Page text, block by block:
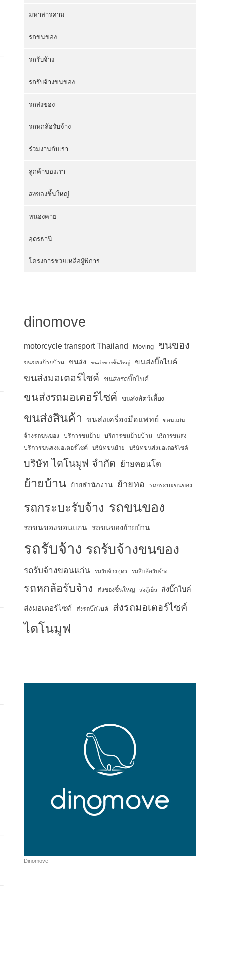
มหาสารคาม
รถขนของ
รถรับจ้าง
รถรับจ้างขนของ
รถส่งของ
รถหกล้อรับจ้าง
ร่วมงานกับเรา
ลูกค้าของเรา
ส่งของชิ้นใหญ่
หนองคาย
อุดรธานี
โครงการช่วยเหลือผู้พิการ
dinomove
motorcycle transport Thailand Moving ขนของ
ขนของย้ายบ้าน ขนส่ง ขนส่งของชิ้นใหญ่ ขนส่งบิ๊กไบค์
ขนส่งมอเตอร์ไซค์ ขนส่งรถบิ๊กไบค์
ขนส่งรถมอเตอร์ไซค์ ขนส่งสัตว์เลี้ยง
ขนส่งสินค้า ขนส่งเครื่องมือแพทย์ ขอนแก่น
จ้างรถขนของ บริการขนย้าย บริการขนย้ายบ้าน บริการขนส่ง
บริการขนส่งมอเตอร์ไซค์ บริษัทขนย้าย บริษัทขนส่งมอเตอร์ไซค์
บริษัท ไดโนมูฟ จำกัด ย้ายคอนโด
ย้ายบ้าน ย้ายสำนักงาน ย้ายหอ รถกระบะขนของ
รถกระบะรับจ้าง รถขนของ
รถขนของขอนแก่น รถขนของย้ายบ้าน
รถรับจ้าง รถรับจ้างขนของ
รถรับจ้างขอนแก่น รถรับจ้างอุดร รถสิบล้อรับจ้าง
รถหกล้อรับจ้าง ส่งของชิ้นใหญ่ ส่งตู้เย็น ส่งบิ๊กไบค์
ส่งมอเตอร์ไซค์ ส่งรถบิ๊กไบค์ ส่งรถมอเตอร์ไซค์
ไดโนมูฟ
Dinomove